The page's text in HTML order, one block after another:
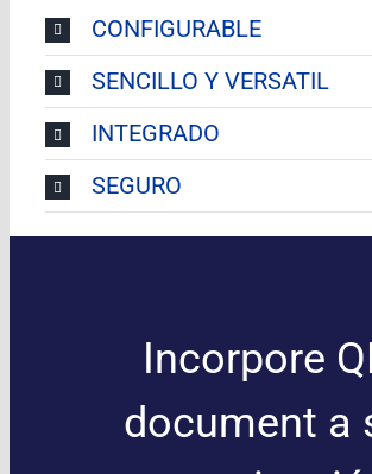
CONFIGURABLE
SENCILLO Y VERSATIL
INTEGRADO
SEGURO
Incorpore
document a